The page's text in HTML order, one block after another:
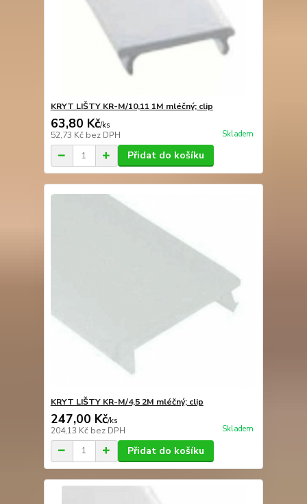
KRYT LIŠTY KR-M/10,11 1M mléčný; clip
63,80 Kč/ks
52,73 Kč bez DPH Skladem
Přidat do košíku
KRYT LIŠTY KR-M/4,5 2M mléčný; clip
247,00 Kč/ks
204,13 Kč bez DPH Skladem
Přidat do košíku